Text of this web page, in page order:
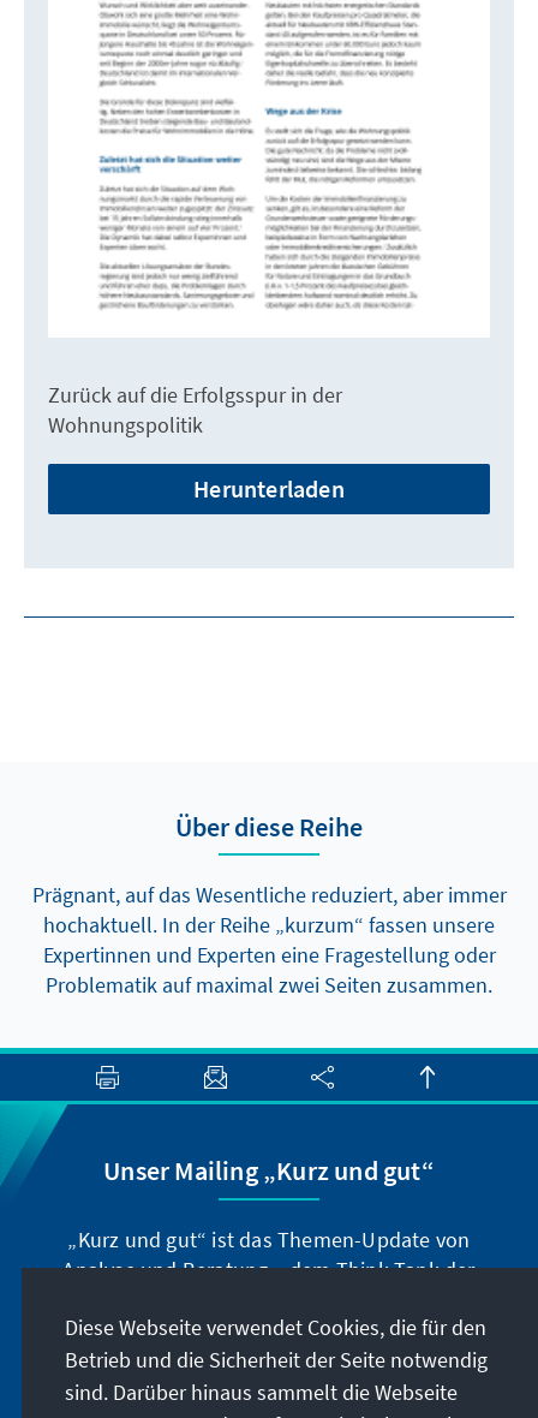
Zurück auf die Erfolgsspur in der
Wohnungspolitik
Herunterladen
Über diese Reihe
Prägnant, auf das Wesentliche reduziert, aber immer
hochaktuell. In der Reihe „kurzum“ fassen unsere
Expertinnen und Experten eine Fragestellung oder
Problematik auf maximal zwei Seiten zusammen.
Unser Mailing „Kurz und gut“
„Kurz und gut“ ist das Themen-Update von
Analyse und Beratung – dem Think-Tank der
Fischer-Bollin informiert Sie in unregelmäßigen
Abständen in aller Kürze über Themen, die wir
für unsere nahe Zukunft für wichtig halten.
Diese Webseite verwendet Cookies, die für den
Betrieb und die Sicherheit der Seite notwendig
sind. Darüber hinaus sammelt die Webseite